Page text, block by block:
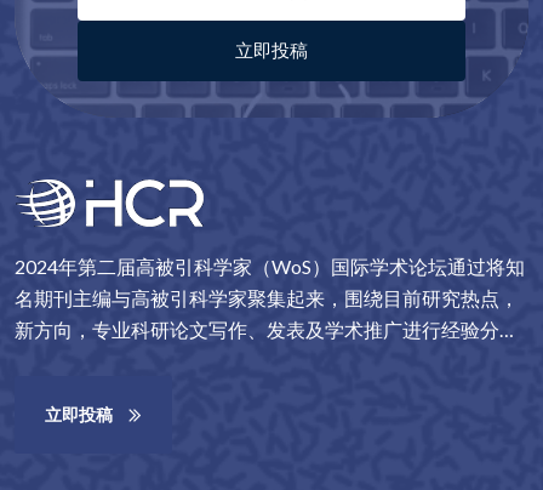
立即投稿
2024年第二届高被引科学家（WoS）国际学术论坛通过将知
名期刊主编与高被引科学家聚集起来，围绕目前研究热点，
新方向，专业科研论文写作、发表及学术推广进行经验分
作。立即投稿